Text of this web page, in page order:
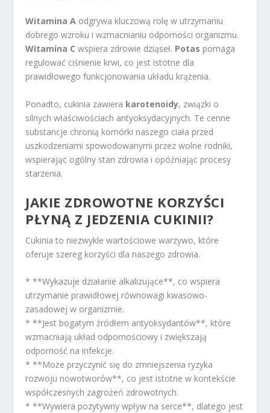
Witamina A odgrywa kluczową rolę w utrzymaniu
dobrego wzroku i wzmacnianiu odporności organizmu.
Witamina C wspiera zdrowie dziąseł. Potas pomaga
regulować ciśnienie krwi, co jest istotne dla
prawidłowego funkcjonowania układu krążenia.
Ponadto, cukinia zawiera karotenoidy, związki o
silnych właściwościach antyoksydacyjnych. Te cenne
substancje chronią komórki naszego ciała przed
uszkodzeniami spowodowanymi przez wolne rodniki,
wspierając ogólny stan zdrowia i opóźniając procesy
starzenia.
JAKIE ZDROWOTNE KORZYŚCI
PŁYNĄ Z JEDZENIA CUKINII?
Cukinia to niezwykle wartościowe warzywo, które
oferuje szereg korzyści dla naszego zdrowia.
* **Wykazuje działanie alkalizujące**, co wspiera
utrzymanie prawidłowej równowagi kwasowo-
zasadowej w organizmie.
* **Jest bogatym źródłem antyoksydantów**, które
wzmacniają układ odpornościowy i zwiększają
odporność na infekcje.
* **Może przyczynić się do zmniejszenia ryzyka
rozwoju nowotworów**, co jest istotne w kontekście
współczesnych zagrożeń zdrowotnych.
* **Wywiera pozytywny wpływ na serce**, dlatego jest